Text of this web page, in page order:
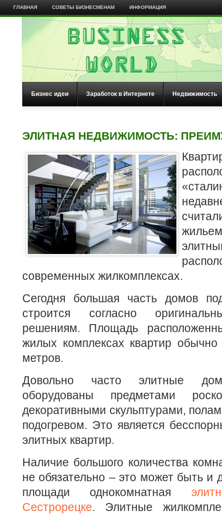
ГЛАВНАЯ СОВЕТЫ БИЗНЕСМЕНАМ ИНФОРМАЦИЯ
Бизнес идеи Заработок в Интернете Недвижимость
ЭЛИТНАЯ НЕДВИЖИМОСТЬ:
современных жилкомплексах.
Сегодня большая часть домов
строится согласно
решениям. Площадь
жилых комплексах квартир
метров.
Довольно часто элитные
оборудованы предметами
декоративными скульптурами,
подогревом. Это является
элитных квартир.
Наличие большого количества
не обязательно – это может быть и
площади однокомнатная
Сестрорецке. Элитные